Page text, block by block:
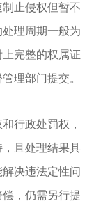
止侵权但暂不
理周期一般为
完整的权属证
理部门提交。
行政处罚权，
且处理结果具
决违法定性问
，仍需另行提